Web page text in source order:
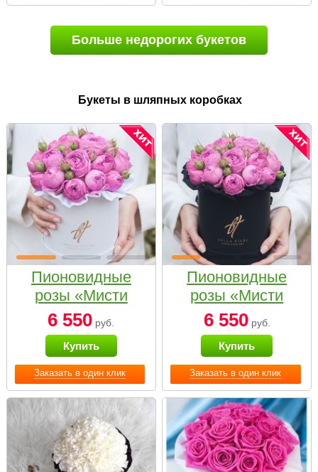
Больше недорогих букетов
Букеты в шляпных коробках
Заказать в один клик
Пионовидные
розы «Мисти
бабблс» в белой
коробке Small
6 550 руб.
Купить
Заказать в один клик
Пионовидные
розы «Мисти
бабблс» в
черной коробке
Small
6 550руб.
Купить